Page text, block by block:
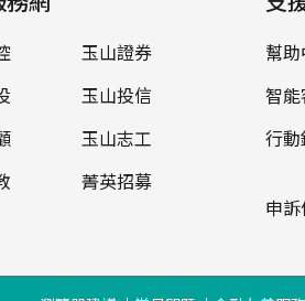
玉山證券
玉山投信
玉山志工
菁英招募
幫
智
行
申